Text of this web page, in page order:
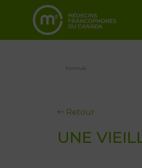
Formule
Retour
UNE